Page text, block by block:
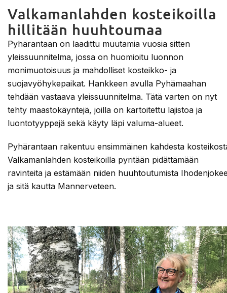
Valkamanlahden kosteikoilla
hillitään huuhtoumaa
Pyhärantaan on laadittu muutamia vuosia sitten
yleissuunnitelma, jossa on huomioitu luonnon
monimuotoisuus ja mahdolliset kosteikko- ja
suojavyöhykepaikat. Hankkeen avulla Pyhämaahan
tehdään vastaava yleissuunnitelma. Tätä varten on nyt
tehty maastokäyntejä, joilla on kartoitettu lajistoa ja
luontotyyppejä sekä käyty läpi valuma-alueet.
Pyhärantaan rakentuu ensimmäinen kahdesta
Valkamanlahden kosteikoilla pyritään pidättämään
ravinteita ja estämään niiden huuhtoutumista
ja sitä kautta Mannerveteen.